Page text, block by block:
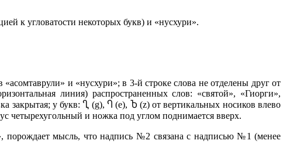
к угловатости некоторых букв) и «нусхури».
и «нусхури»; в 3-й строке слова не отделены друг от
линия) распространенных слов: «святой», «Гиорги»,
закрытая; у букв: Ⴂ (g), Ⴄ (е), Ⴆ (z) от вертикальных носиков влево
четырехугольный и ножка под углом поднимается вверх.
порождает мысль, что надпись №2 связана с надписью №1 (менее